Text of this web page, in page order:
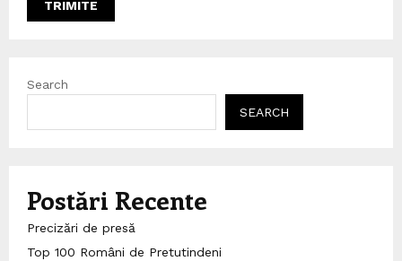
Search
SEARCH
Postări Recente
Precizări de presă
Top 100 Români de Pretutindeni